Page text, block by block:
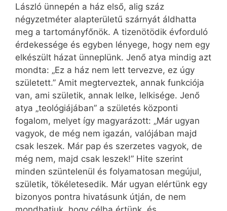
László ünnepén a ház első, alig száz
négyzetméter alapterületű szárnyát áldhatta
meg a tartományfőnök. A tizenötödik évforduló
érdekessége és egyben lényege, hogy nem egy
elkészült házat ünneplünk. Jenő atya mindig azt
mondta: „Ez a ház nem lett tervezve, ez úgy
született.” Amit megterveztek, annak funkciója
van, ami születik, annak lelke, lelkisége. Jenő
atya „teológiájában” a születés központi
fogalom, melyet így magyarázott: „Már ugyan
vagyok, de még nem igazán, valójában majd
csak leszek. Már pap és szerzetes vagyok, de
még nem, majd csak leszek!” Hite szerint
minden szüntelenül és folyamatosan megújul,
születik, tökéletesedik. Már ugyan elértünk egy
bizonyos pontra hivatásunk útján, de nem